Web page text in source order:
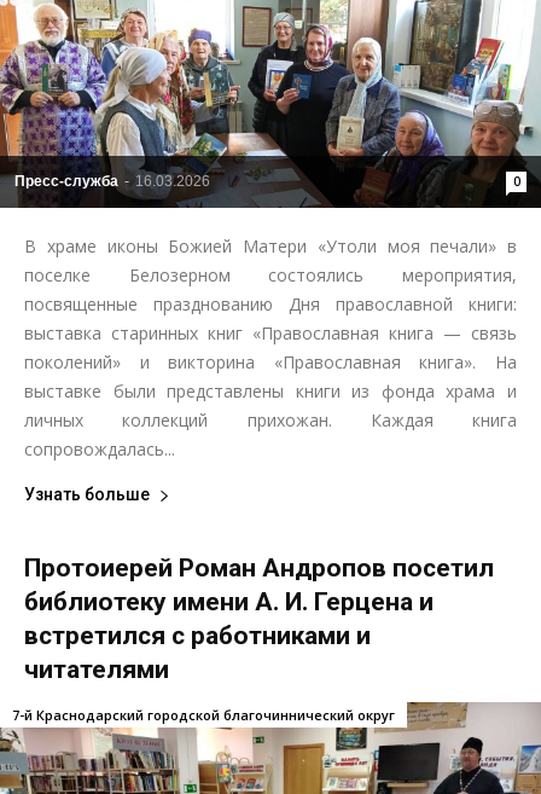
Пресс-служба - 16.03.2026 0
В храме иконы Божией Матери «Утоли моя печали» в
поселке Белозерном состоялись мероприятия,
посвященные празднованию Дня православной книги:
выставка старинных книг «Православная книга — связь
поколений» и викторина «Православная книга». На
выставке были представлены книги из фонда храма и
личных коллекций прихожан. Каждая книга
сопровождалась...
Узнать больше
Протоиерей Роман Андропов посетил
библиотеку имени А. И. Герцена и
встретился с работниками и
читателями
7-й Краснодарский городской благочиннический округ